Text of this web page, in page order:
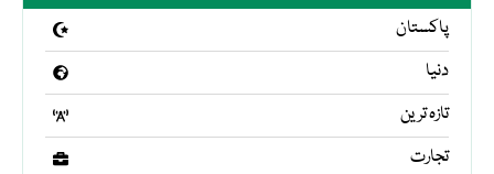
پاکستان
دنیا
تازہ ترین
تجارت